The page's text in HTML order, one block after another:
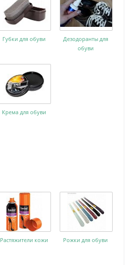
Губки для обуви
Дезодоранты для
обуви
Крема для обуви
Растяжители кожи Рожки для обуви